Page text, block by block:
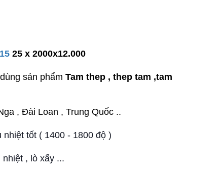
25 x 2000x12.000
sản phẩm Tam thep , thep tam ,tam
, Đài Loan , Trung Quốc ..
tốt ( 1400 - 1800 độ )
, lò xấy ...